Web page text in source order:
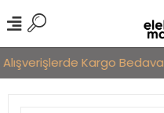
Kargo Bedava!